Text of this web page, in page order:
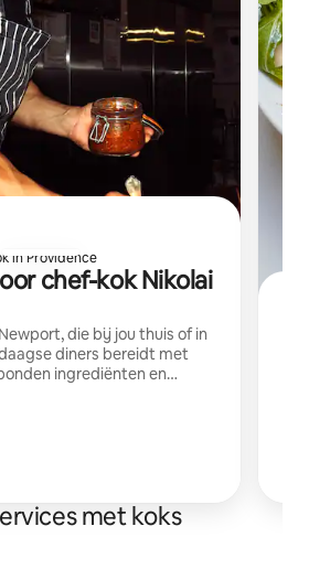
in Providence
chef-kok Nikolai
die bij jou thuis of in
diners bereidt met
ingrediënten en
met koks